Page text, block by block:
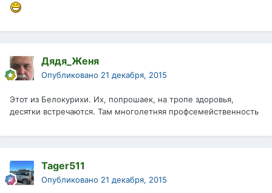
Дядя_Женя
Опубликовано 21 декабря, 2015
Этот из Белокурихи. Их, попрошаек, на тропе здоровья,
десятки встречаются. Там многолетняя профсемейственность
Tager511
Опубликовано 21 декабря, 2015